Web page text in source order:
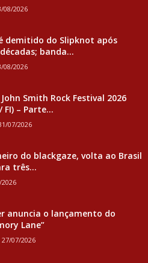
08/2026
demitido do Slipknot após
banda...
08/2026
Smith Rock Festival 2026
FI) – Parte...
07/2026
do blackgaze, volta ao Brasil
três...
anuncia o lançamento do
Lane”
27/07/2026